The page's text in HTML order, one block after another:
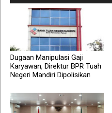
Dugaan Manipulasi Gaji
Karyawan, Direktur BPR Tuah
Negeri Mandiri Dipolisikan